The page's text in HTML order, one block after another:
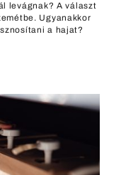
levágnak? A választ
Ugyanakkor
a hajat?